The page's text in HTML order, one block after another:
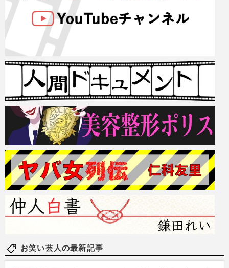
お笑い芸人の最新記事